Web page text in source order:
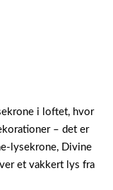
i loftet, hvor
– det er
lysekrone, Divine
et vakkert lys fra